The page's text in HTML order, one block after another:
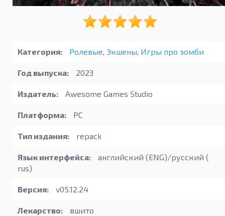
Категория: Ролевые, Экшены, Игры про зомби
Год выпуска: 2023
Издатель: Awesome Games Studio
Платформа: PC
Тип издания: repack
Язык интерфейса:
английский (ENG)/русский (
rus)
Версия: v05.12.24
Лекарство: вшито